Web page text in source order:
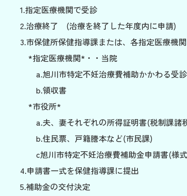
1.指定医療機関で受診
2.治療終了 (治療を終了した年度内に申請)
3.市保健所保健指導課または、各指定医療機
*指定医療機関*・・当院
a.旭川市特定不妊治療費補助かかわる受
b.領収書
*市役所*
a.夫、妻それぞれの所得証明書(税制課諸
b.住民票、戸籍謄本など(市民課)
c旭川市特定不妊治療費補助金申請書(様式
4.申請書一式を保健指導課に提出
5.補助金の交付決定